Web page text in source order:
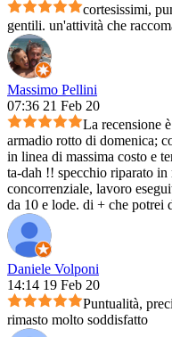
cortesissimi,
gentili. un'attività che
Massimo Pellini
07:36 21 Feb 20
La recensione
armadio rotto di domenica;
in linea di massima costo e
ta-dah !! specchio riparato
concorrenziale, lavoro
da 10 e lode. di + che potrei
Daniele Volponi
14:14 19 Feb 20
Puntualità,
rimasto molto soddisfatto